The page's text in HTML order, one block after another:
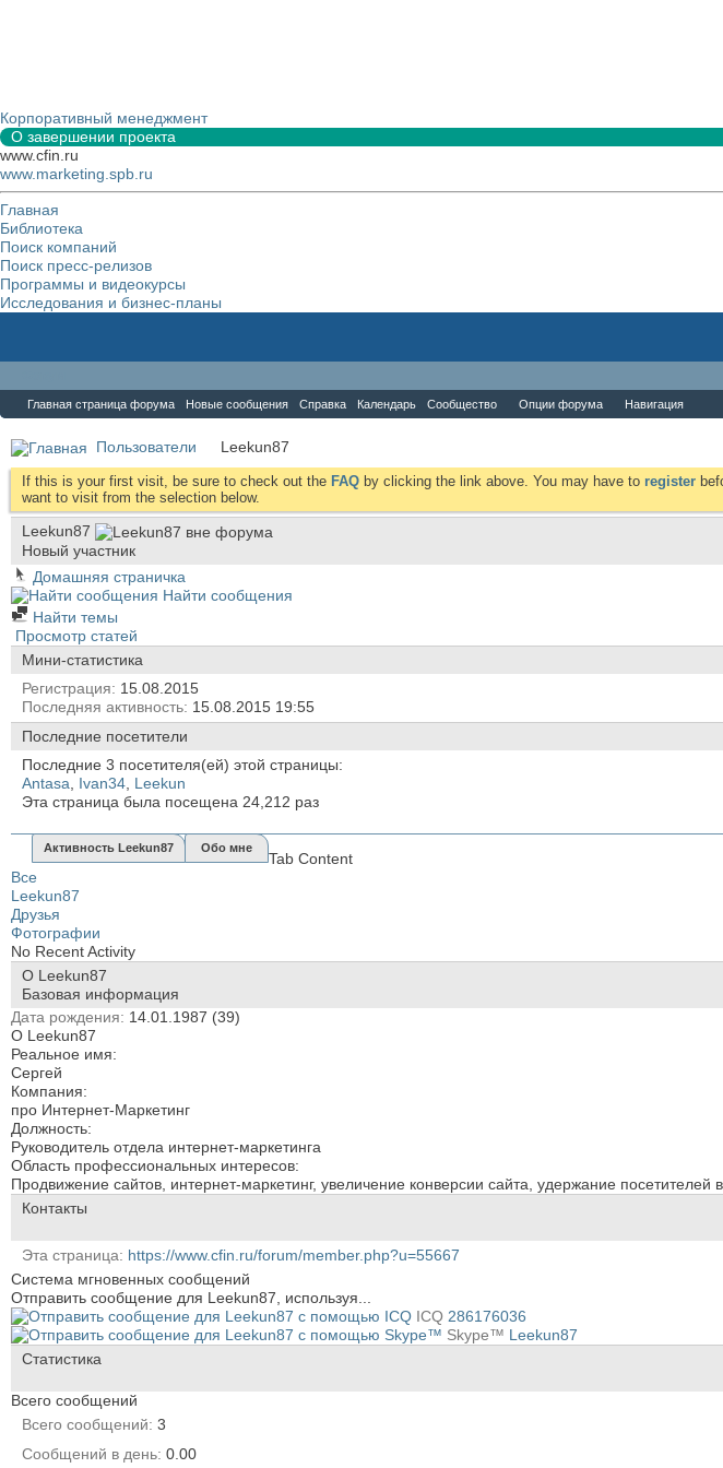
Корпоративный менеджмент
О завершении проекта
www.cfin.ru
www.marketing.spb.ru
Главная
Библиотека
Поиск компаний
Поиск пресс-релизов
Программы и видеокурсы
Исследования и бизнес-планы
Главная страница форума Новые сообщения Справка Календарь Сообщество Опции форума Навигация
Пользователи Leekun87
If this is your first visit, be sure to check out the FAQ by clicking the link above. You may have to register
want to visit from the selection below.
Leekun87
Новый участник
Домашняя страничка
Найти сообщения
Найти темы
Просмотр статей
Мини-статистика
Регистрация
15.08.2015
Последняя активность 15.08.2015 19:55
Последние посетители
Последние 3 посетителя(ей) этой страницы:
Antasa
Ivan34 Leekun
Эта страница была посещена 24,212 раз
Активность Leekun87 Обо мне
Tab Content
Все
Leekun87
Друзья
Фотографии
No Recent Activity
О Leekun87
Базовая информация
Дата рождения
14.01.1987 (39)
О Leekun87
Реальное имя:
Сергей
Компания:
про Интернет-Маркетинг
Должность:
Руководитель отдела интернет-маркетинга
Область профессиональных интересов:
Продвижение сайтов, интернет-маркетинг, увеличение конверсии сайта, удержание посетителей
Контакты
Эта страница
https://www.cfin.ru/forum/member.php?u=55667
Система мгновенных сообщений
Отправить сообщение для Leekun87, используя...
ICQ 286176036
Skype™ Leekun87
Статистика
Всего сообщений
Всего сообщений 3
Сообщений в день 0.00